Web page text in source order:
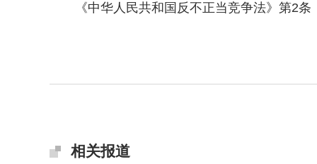
《中华人民共和国反不正当竞争法》第2条
相关报道